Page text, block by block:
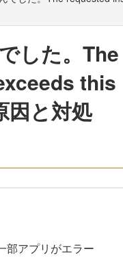
した。The
this
と対処
部アプリがエラー